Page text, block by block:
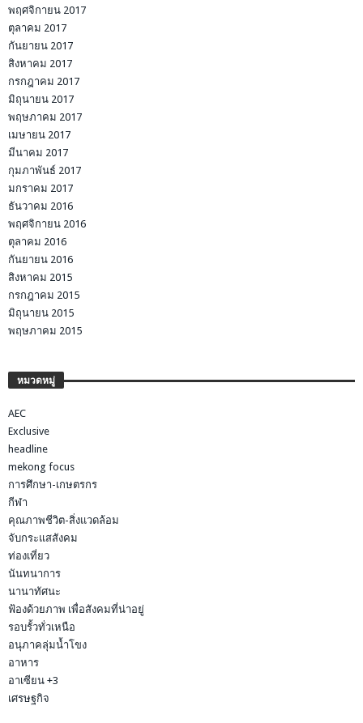
พฤศจิกายน 2017
ตุลาคม 2017
กันยายน 2017
สิงหาคม 2017
กรกฎาคม 2017
มิถุนายน 2017
พฤษภาคม 2017
เมษายน 2017
มีนาคม 2017
กุมภาพันธ์ 2017
มกราคม 2017
ธันวาคม 2016
พฤศจิกายน 2016
ตุลาคม 2016
กันยายน 2016
สิงหาคม 2015
กรกฎาคม 2015
มิถุนายน 2015
พฤษภาคม 2015
หมวดหมู่
AEC
Exclusive
headline
mekong focus
การศึกษา-เกษตรกร
กีฬา
คุณภาพชีวิต-สิ่งแวดล้อม
จับกระแสสังคม
ท่องเที่ยว
นันทนาการ
นานาทัศนะ
ฟ้องด้วยภาพ เพื่อสังคมที่น่าอยู่
รอบรั้วทั่วเหนือ
อนุภาคลุ่มน้ำโขง
อาหาร
อาเซียน +3
เศรษฐกิจ